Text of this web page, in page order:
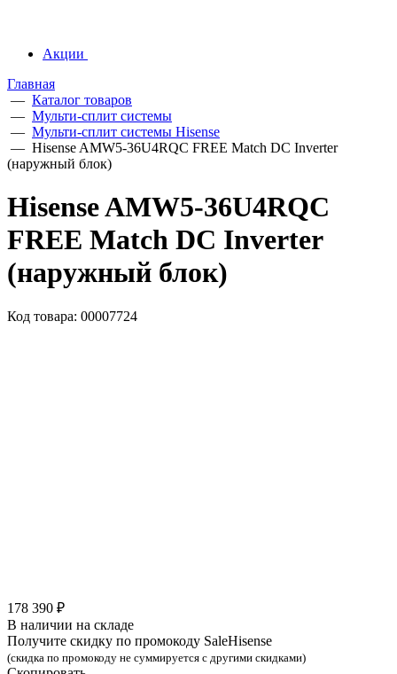
Акции
Главная
— Каталог товаров
— Мульти-сплит системы
— Мульти-сплит системы Hisense
— Hisense AMW5-36U4RQC FREE Match DC Inverter
(наружный блок)
Hisense AMW5-36U4RQC
FREE Match DC Inverter
(наружный блок)
Код товара: 00007724
178 390 ₽
В наличии на складе
Получите скидку по промокоду SaleHisense
(скидка по промокоду не суммируется с другими скидками)